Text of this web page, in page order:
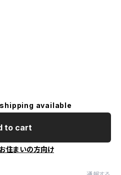
available
to cart
住まいの方向け